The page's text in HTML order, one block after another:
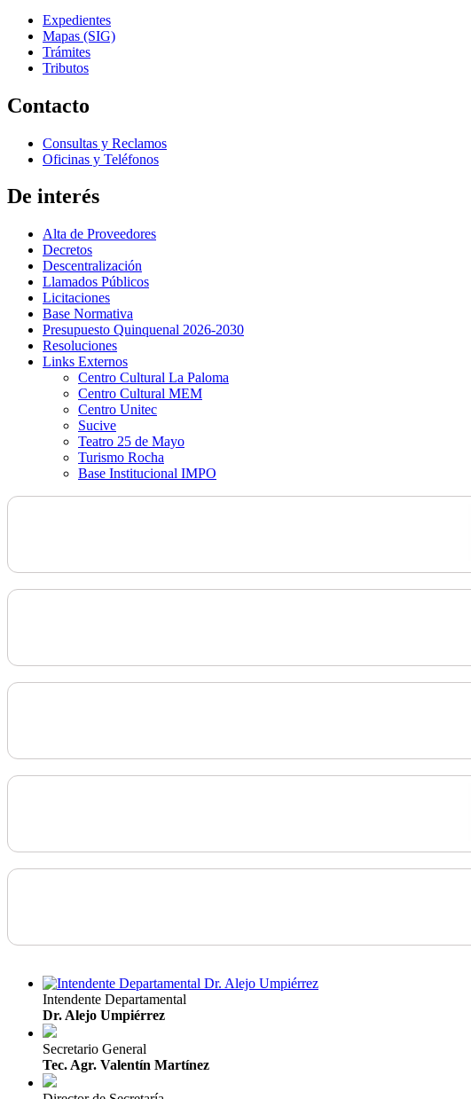
Expedientes
Mapas (SIG)
Trámites
Tributos
Contacto
Consultas y Reclamos
Oficinas y Teléfonos
De interés
Alta de Proveedores
Decretos
Descentralización
Llamados Públicos
Licitaciones
Base Normativa
Presupuesto Quinquenal 2026-2030
Resoluciones
Links Externos
Centro Cultural La Paloma
Centro Cultural MEM
Centro Unitec
Sucive
Teatro 25 de Mayo
Turismo Rocha
Base Institucional IMPO
Intendente Departamental
Dr. Alejo Umpiérrez
Secretario General
Tec. Agr. Valentín Martínez